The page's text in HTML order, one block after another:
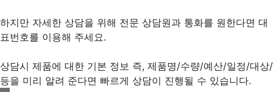
하지만 자세한 상담을 위해 전문 상담원과 통화를 원한다면 대
표번호를 이용해 주세요.
상담시 제품에 대한 기본 정보 즉, 제품명/수량/예산/일정/대상/
등을 미리 알려 준다면 빠르게 상담이 진행될 수 있습니다.